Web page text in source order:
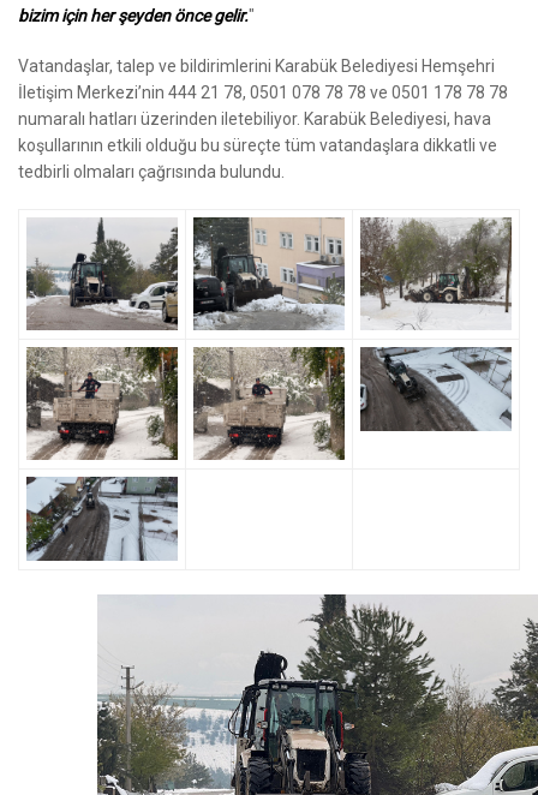
bizim için her şeyden önce gelir."
Vatandaşlar, talep ve bildirimlerini Karabük Belediyesi Hemşehri
İletişim Merkezi’nin 444 21 78, 0501 078 78 78 ve 0501 178 78 78
numaralı hatları üzerinden iletebiliyor. Karabük Belediyesi, hava
koşullarının etkili olduğu bu süreçte tüm vatandaşlara dikkatli ve
tedbirli olmaları çağrısında bulundu.